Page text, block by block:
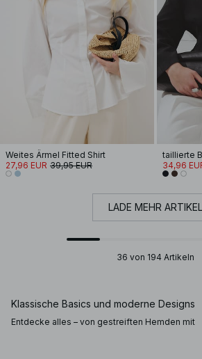
Weites Ärmel Fitted Shirt
27,96 EUR 39,95 EUR
taillierte
34,96
LADE MEHR ARTIKEL
36 von 194 Artikeln
Klassische Basics und moderne Designs
Entdecke alles – von gestreiften Hemden mit